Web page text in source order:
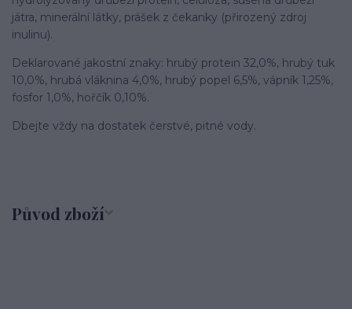
játra, minerální látky, prášek z čekanky (přirozený zdroj
inulinu).
Deklarované jakostní znaky: hrubý protein 32,0%, hrubý tuk
10,0%, hrubá vláknina 4,0%, hrubý popel 6,5%, vápník 1,25%,
fosfor 1,0%, hořčík 0,10%.
Dbejte vždy na dostatek čerstvé, pitné vody.
Původ zboží